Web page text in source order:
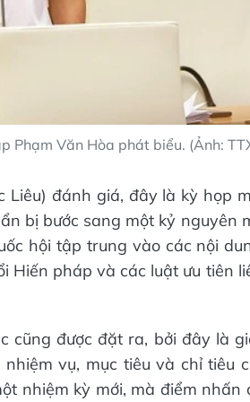
Phạm Văn Hòa phát biểu. (Ảnh:
đánh giá, đây là kỳ họp
bị bước sang một kỷ nguyên
hội tập trung vào các nội
Hiến pháp và các luật ưu tiên
cũng được đặt ra, bởi đây là
vụ, mục tiêu và chỉ tiêu
nhiệm kỳ mới, mà điểm nhấn